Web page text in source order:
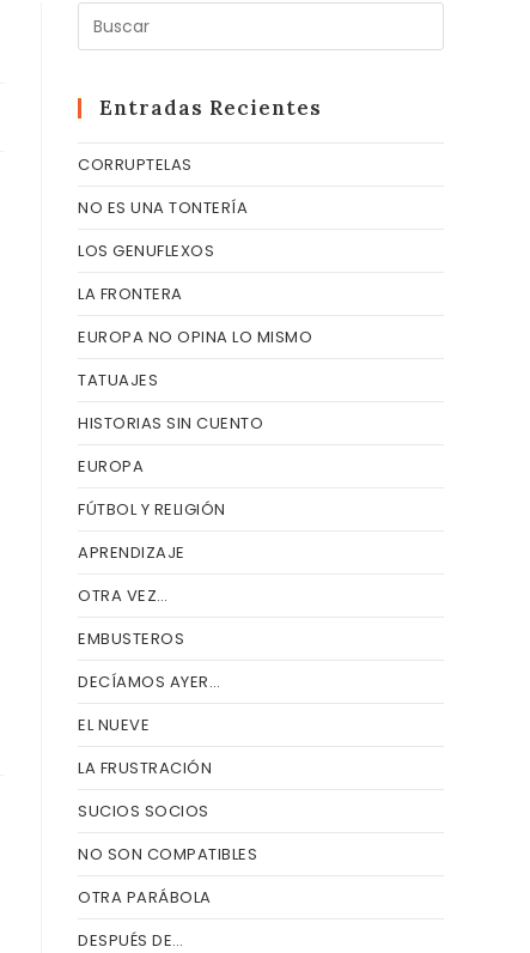
Escape
Entradas Recientes
CORRUPTELAS
NO ES UNA TONTERÍA
LOS GENUFLEXOS
LA FRONTERA
EUROPA NO OPINA LO MISMO
TATUAJES
HISTORIAS SIN CUENTO
EUROPA
FÚTBOL Y RELIGIÓN
APRENDIZAJE
OTRA VEZ…
EMBUSTEROS
DECÍAMOS AYER…
EL NUEVE
LA FRUSTRACIÓN
SUCIOS SOCIOS
NO SON COMPATIBLES
OTRA PARÁBOLA
DESPUÉS DE…